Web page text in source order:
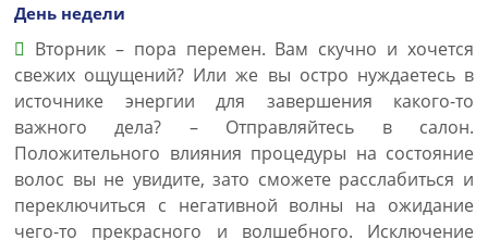
День недели
Вторник – пора перемен. Вам скучно и хочется
свежих ощущений? Или же вы остро нуждаетесь в
источнике энергии для завершения какого-то
важного дела? – Отправляйтесь в салон.
Положительного влияния процедуры на состояние
волос вы не увидите, зато сможете расслабиться и
переключиться с негативной волны на ожидание
чего-то прекрасного и волшебного. Исключение